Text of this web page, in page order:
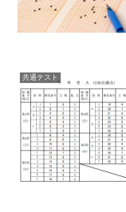
共通テスト